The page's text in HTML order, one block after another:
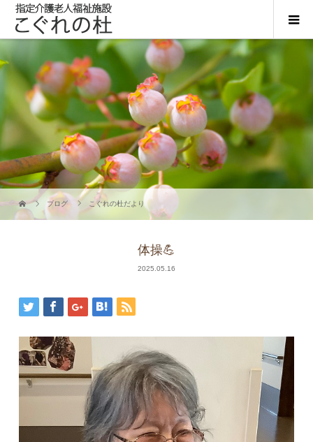
ブログ こぐれの杜だより
体操💪
2025.05.16